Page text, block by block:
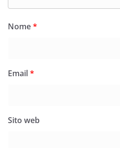
Nome*
Email*
Sito web